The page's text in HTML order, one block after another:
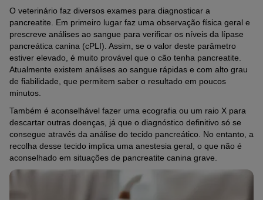
O veterinário faz diversos exames para diagnosticar a
pancreatite. Em primeiro lugar faz uma observação física geral e
prescreve análises ao sangue para verificar os níveis da lípase
pancreática canina (cPLI). Assim, se o valor deste parâmetro
estiver elevado, é muito provável que o cão tenha pancreatite.
Atualmente existem análises ao sangue rápidas e com alto grau
de fiabilidade, que permitem saber o resultado em poucos
minutos.
Também é aconselhável fazer uma ecografia ou um raio X para
descartar outras doenças, já que o diagnóstico definitivo só se
consegue através da análise do tecido pancreático. No entanto, a
recolha desse tecido implica uma anestesia geral, o que não é
aconselhado em situações de pancreatite canina grave.